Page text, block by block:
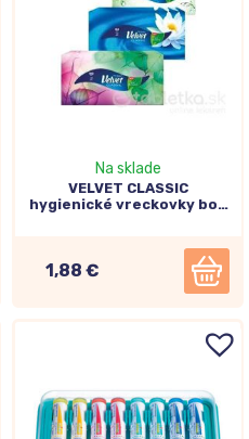
Na sklade
VELVET CLASSIC
hygienické vreckovky box
1,88 €